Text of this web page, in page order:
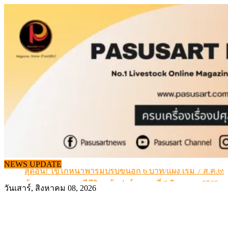
content
NEWS UPDATE
สกัดลักลอบนำเข้าเอ็นโคแช่แข็งกว่า 12.6 ตัน สมุทรสาคร
เมื่อเกษตรกรถูกมองเป็นผู้ร้ายเบื้องหลังราคาหมูที่สังคมไม่
สุดอั้น! ไข่ไก่หน้าฟาร์มปรับขึ้นอีก 6 บาท/แผง เริ่ม 7 ส.ค.69
ข้อมูลราคา สุกรมีชีวิตหน้าฟาร์ม พระที่ 6 สิงหาคม 2569
เดินหน้าดัน “ราคากลางโคเนื้อ” แก้ปัญหาราคาโคเนื้อตก
วันเสาร์, สิงหาคม 08, 2026